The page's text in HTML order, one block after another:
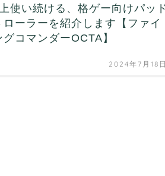
使い続ける、格ゲー向けパッ
ローラーを紹介します【ファイ
グコマンダーOCTA】
2024年7月18